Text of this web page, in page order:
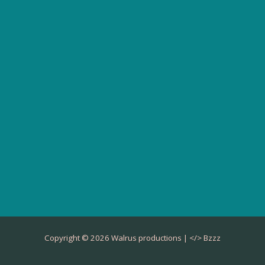
Copyright © 2026 Walrus productions | </>Bzzz